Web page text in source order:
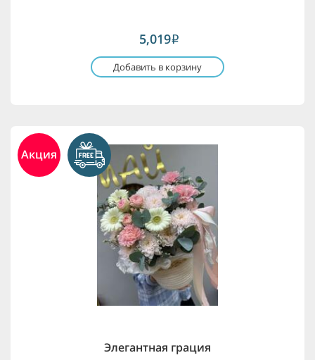
5,019i
Добавить в корзину
Акция
Элегантная грация